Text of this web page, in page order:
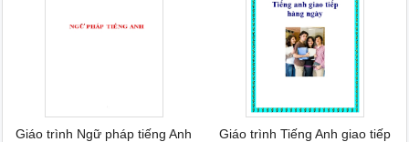
Giáo trình Ngữ pháp tiếng Anh
Giáo trình Tiếng Anh giao tiếp